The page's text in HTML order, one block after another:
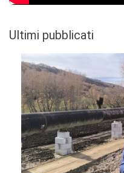
Ultimi pubblicati